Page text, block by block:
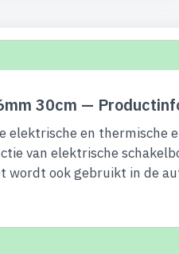
30cm —
elektrische en
van elektrische
wordt ook gebruikt in de